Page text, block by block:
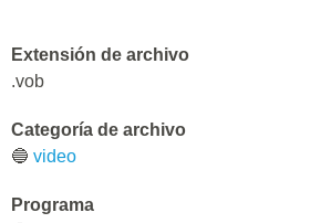
Extensión de archivo
.vob
Categoría de archivo
🔵 video
Programa